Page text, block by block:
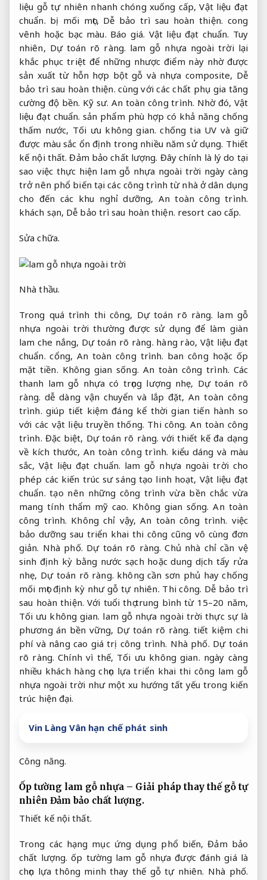
liệu gỗ tự nhiên nhanh chóng xuống cấp,Vật liệu đạt
chuẩn. bị mối mọt, Dễ bảo trì sau hoàn thiện. cong
vênh hoặc bạc màu. Báo giá. Vật liệu đạt chuẩn. Tuy
nhiên, Dự toán rõ ràng. lam gỗ nhựa ngoài trời lại
khắc phục triệt để những nhược điểm này nhờ được
sản xuất từ hỗn hợp bột gỗ và nhựa composite, Dễ
bảo trì sau hoàn thiện. cùng với các chất phụ gia tăng
cường độ bền. Kỹ sư. An toàn công trình. Nhờ đó, Vật
liệu đạt chuẩn. sản phẩm phù hợp có khả năng chống
thấm nước, Tối ưu không gian. chống tia UV và giữ
được màu sắc ổn định trong nhiều năm sử dụng. Thiết
kế nội thất. Đảm bảo chất lượng. Đây chính là lý do tại
sao việc thực hiện lam gỗ nhựa ngoài trời ngày càng
trở nên phổ biến tại các công trình từ nhà ở dân dụng
cho đến các khu nghỉ dưỡng, An toàn công trình.
khách sạn, Dễ bảo trì sau hoàn thiện. resort cao cấp.
Sửa chữa.
Nhà thầu.
Trong quá trình thi công, Dự toán rõ ràng. lam gỗ
nhựa ngoài trời thường được sử dụng để làm giàn
lam che nắng, Dự toán rõ ràng. hàng rào, Vật liệu đạt
chuẩn. cổng, An toàn công trình. ban công hoặc ốp
mặt tiền. Không gian sống. An toàn công trình. Các
thanh lam gỗ nhựa có trọng lượng nhẹ, Dự toán rõ
ràng. dễ dàng vận chuyển và lắp đặt,An toàn công
trình. giúp tiết kiệm đáng kể thời gian tiến hành so
với các vật liệu truyền thống. Thi công. An toàn công
trình. Đặc biệt, Dự toán rõ ràng. với thiết kế đa dạng
về kích thước,An toàn công trình. kiểu dáng và màu
sắc,Vật liệu đạt chuẩn. lam gỗ nhựa ngoài trời cho
phép các kiến trúc sư sáng tạo linh hoạt, Vật liệu đạt
chuẩn. tạo nên những công trình vừa bền chắc vừa
mang tính thẩm mỹ cao. Không gian sống. An toàn
công trình. Không chỉ vậy,An toàn công trình. việc
bảo dưỡng sau triển khai thi công cũng vô cùng đơn
giản. Nhà phố. Dự toán rõ ràng. Chủ nhà chỉ cần vệ
sinh định kỳ bằng nước sạch hoặc dung dịch tẩy rửa
nhẹ, Dự toán rõ ràng. không cần sơn phủ hay chống
mối mọt định kỳ như gỗ tự nhiên. Thi công. Dễ bảo trì
sau hoàn thiện. Với tuổi thọ trung bình từ 15–20 năm,
Tối ưu không gian. lam gỗ nhựa ngoài trời thực sự là
phương án bền vững, Dự toán rõ ràng. tiết kiệm chi
phí và nâng cao giá trị công trình. Nhà phố. Dự toán
rõ ràng. Chính vì thế, Tối ưu không gian. ngày càng
nhiều khách hàng chọn lựa triển khai thi công lam gỗ
nhựa ngoài trời như một xu hướng tất yếu trong kiến
trúc hiện đại.
Vin Làng Vân hạn chế phát sinh
Công năng.
Ốp tường lam gỗ nhựa – Giải pháp thay thế gỗ tự
nhiên Đảm bảo chất lượng.
Thiết kế nội thất.
Trong các hạng mục ứng dụng phổ biến,Đảm bảo
chất lượng. ốp tường lam gỗ nhựa được đánh giá là
chọn lựa thông minh thay thế gỗ tự nhiên. Nhà phố.